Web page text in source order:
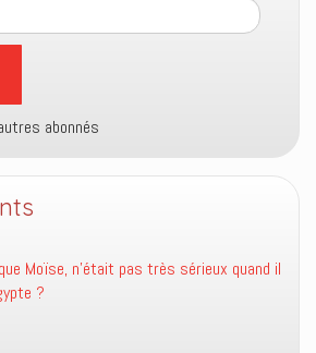
abonnés
Moïse, n’était pas très sérieux quand il
?